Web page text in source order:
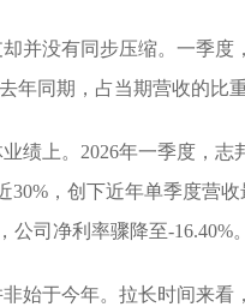
并没有同步压缩。一季度
年同期，占当期营收的比重
绩上。2026年一季度，志
30%，创下近年单季度营
公司净利率骤降至-16.40%。
始于今年。拉长时间来看